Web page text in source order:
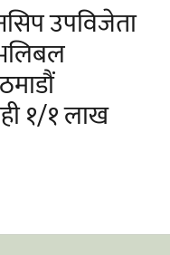
उपविजेता
१/१ लाख